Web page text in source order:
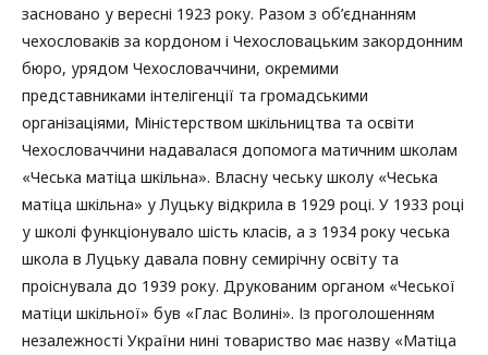
засновано у вересні 1923 року. Разом з об’єднанням
чехословаків за кордоном і Чехословацьким закордонним
бюро, урядом Чехословаччини, окремими
представниками інтелігенції та громадськими
організаціями, Міністерством шкільництва та освіти
Чехословаччини надавалася допомога матичним школам
«Чеська матіца шкільна». Власну чеську школу «Чеська
матіца шкільна» у Луцьку відкрила в 1929 році. У 1933 році
у школі функціонувало шість класів, а з 1934 року чеська
школа в Луцьку давала повну семирічну освіту та
проіснувала до 1939 року. Друкованим органом «Чеської
матіци шкільної» був «Глас Волині». Із проголошенням
незалежності України нині товариство має назву «Матіца